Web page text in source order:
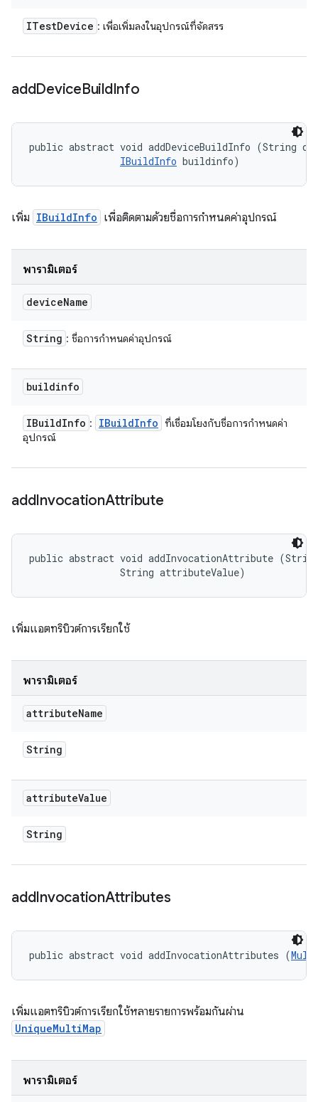
ITestDevice : เพื่อเพิ่มลงในอุปกรณ์ที่จัดสรร
addDeviceBuildInfo
public abstract void addDeviceBuildInfo (String
IBuildInfo buildinfo)
เพิ่ม IBuildInfo เพื่อติดตามด้วยชื่อการกำหนดค่าอุปกรณ์
พารามิเตอร์
deviceName
String : ชื่อการกำหนดค่าอุปกรณ์
buildinfo
IBuildInfo : IBuildInfo ที่เชื่อมโยงกับชื่อการกำหนดค่า
อุปกรณ์
addInvocationAttribute
public abstract void addInvocationAttribute
                String attributeValue)
เพิ่มแอตทริบิวต์การเรียกใช้
พารามิเตอร์
attributeName
String
attributeValue
String
addInvocationAttributes
public abstract void addInvocationAttributes (
เพิ่มแอตทริบิวต์การเรียกใช้หลายรายการพร้อมกันผ่าน
UniqueMultiMap
พารามิเตอร์